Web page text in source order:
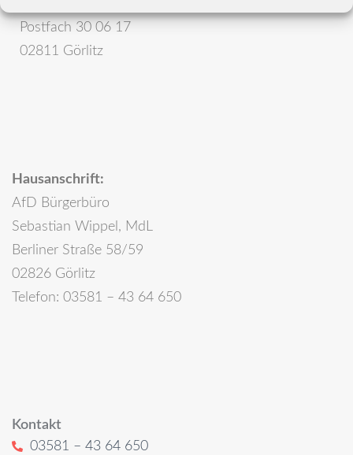
Postfach 30 06 17
02811 Görlitz
Hausanschrift:
AfD Bürgerbüro
Sebastian Wippel, MdL
Berliner Straße 58/59
02826 Görlitz
Telefon: 03581 – 43 64 650
Kontakt
03581 – 43 64 650